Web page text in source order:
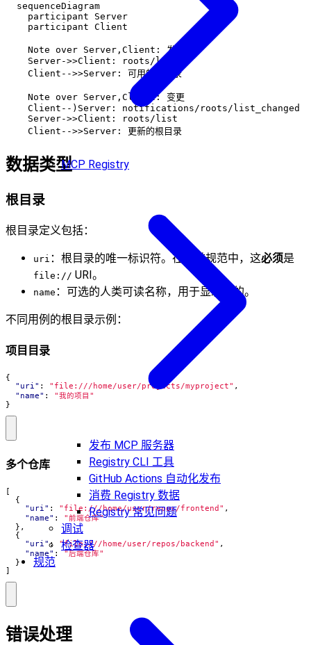
MCP Registry
发布 MCP 服务器
Registry CLI 工具
GitHub Actions 自动化发布
消费 Registry 数据
Registry 常见问题
调试
检查器
规范
  sequenceDiagram
    participant Server
    participant Client
    Note over Server,Client: 发现
    Server->>Client: roots/list
    Client-->>Server: 可用的根目录
    Note over Server,Client: 变更
    Client--)Server: notifications/roots/list_changed
    Server->>Client: roots/list
数据类型
根目录
根目录定义包括：
uri ：根目录的唯一标识符。在当前规范中，这必须是
file:// URI。
name ：可选的人类可读名称，用于显示目的。
不同用例的根目录示例：
项目目录
{
"uri" : "file:///home/user/projects/myproject" ,
"name" :
"我的项目"
}
多个仓库
[
{
"uri" : "file:///home/user/repos/frontend" ,
"name" :
"前端仓库"
},
{
"uri": "file:///home/user/repos/backend" ,
"name" :
"后端仓库"
}
]
错误处理